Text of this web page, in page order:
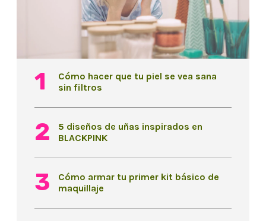
Cómo hacer que tu piel se vea sana
sin filtros
5 diseños de uñas inspirados en
BLACKPINK
Cómo armar tu primer kit básico de
maquillaje